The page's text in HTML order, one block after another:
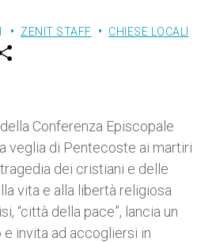
ZENIT STAFF CHIESE LOCALI
Conferenza Episcopale
veglia di Pentecoste ai martiri
dei cristiani e delle
vita e alla libertà religiosa
“città della pace”, lancia un
invita ad accogliersi in